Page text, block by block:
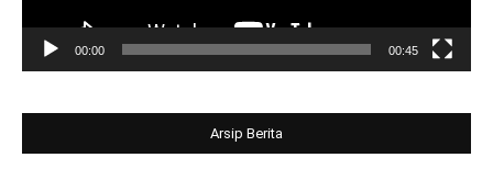
00:00 00:45
Arsip Berita